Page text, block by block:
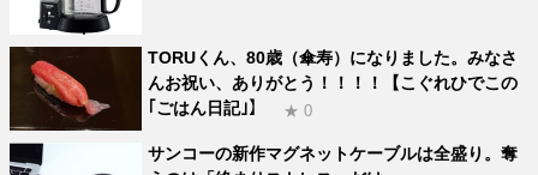
TORUくん、80歳（傘寿）になりました。みなさ
んお祝い、ありがとう！！！！【こぐれひでこの
｢ごはん日記｣】
★ 0
サンコーの新作マグネットケーブルは全盛り。奪